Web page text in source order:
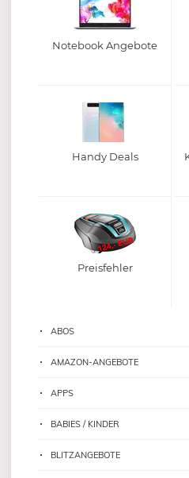
Notebook Angebote
Handy Deals
Preisfehler
ABOS
AMAZON-ANGEBOTE
APPS
BABIES / KINDER
BLITZANGEBOTE